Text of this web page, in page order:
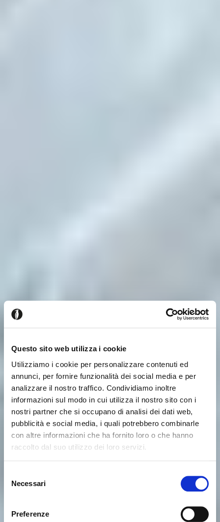
Questo sito web utilizza i cookie
Utilizziamo i cookie per personalizzare contenuti ed
annunci, per fornire funzionalità dei social media e per
analizzare il nostro traffico. Condividiamo inoltre
informazioni sul modo in cui utilizza il nostro sito con i
nostri partner che si occupano di analisi dei dati web,
pubblicità e social media, i quali potrebbero combinarle
con altre informazioni che ha fornito loro o che hanno
raccolto dal suo utilizzo dei loro servizi.
delNecessari
Preferenze
Seems like you’re browsing from Close
International. Would you like to switch to the site in